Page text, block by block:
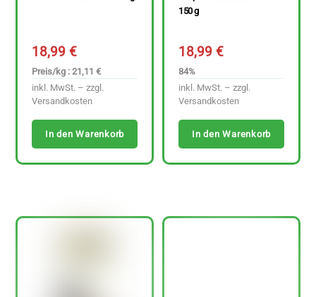
18,99€
Preis/kg : 21,11 €
inkl. MwSt. – zzgl.
Versandkosten
In den Warenkorb
150 g
18,99€
84%
inkl. MwSt. – zzgl.
Versandkosten
In den Warenkorb